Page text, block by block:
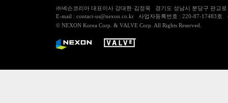
㈜넥슨코리아 대표이사 강대현·김정욱 경기도 성남시 분당구 판교
E-mail : contact-us@nexon.co.kr 사업자등록번호 : 220-87-17483
© NEXON Korea Corp. & VALVE Corp. All Rights Reserved.